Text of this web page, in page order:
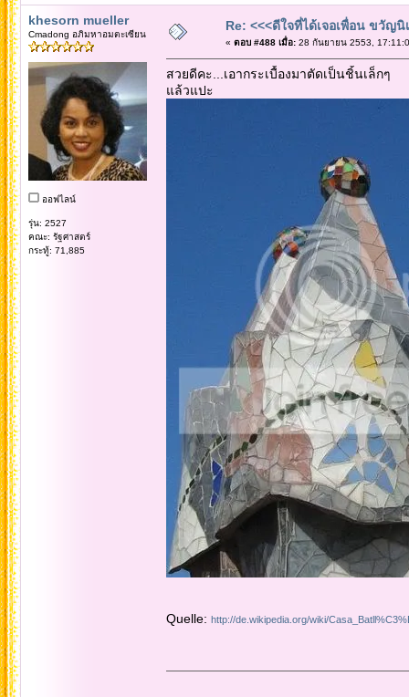
khesorn mueller
Cmadong อภิมหาอมตะเซียน
ออฟไลน์
รุ่น: 2527
คณะ: รัฐศาสตร์
กระทู้: 71,885
Re: <<<ดีใจที่ได้เจอเพื่อน ขวัญนิ
« ตอบ #488 เมื่อ:28 กันยายน 2553,
สวยดีคะ...เอากระเบื้องมาตัดเป็นชิ้นเล็กๆ
แล้วแปะ
Quelle: http://de.wikipedia.org/wiki/